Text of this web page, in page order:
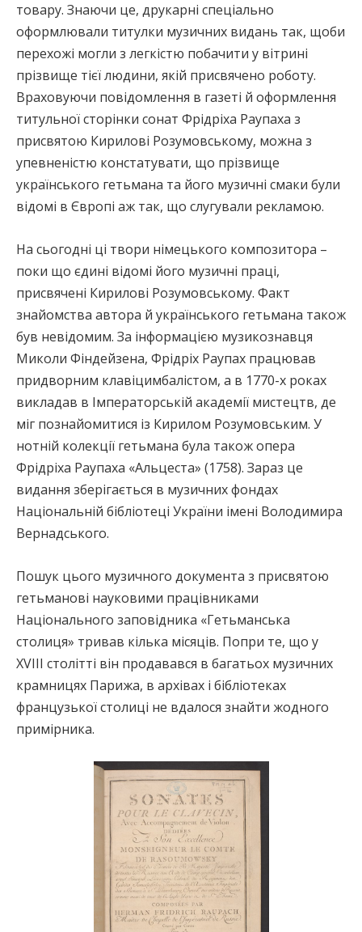
товару. Знаючи це, друкарні спеціально
оформлювали титулки музичних видань так, щоби
перехожі могли з легкістю побачити у вітрині
прізвище тієї людини, якій присвячено роботу.
Враховуючи повідомлення в газеті й оформлення
титульної сторінки сонат Фрідріха Раупаха з
присвятою Кирилові Розумовському, можна з
упевненістю констатувати, що прізвище
українського гетьмана та його музичні смаки були
відомі в Європі аж так, що слугували рекламою.
На сьогодні ці твори німецького композитора –
поки що єдині відомі його музичні праці,
присвячені Кирилові Розумовському. Факт
знайомства автора й українського гетьмана також
був невідомим. За інформацією музикознавця
Миколи Фіндейзена, Фрідріх Раупах працював
придворним клавіцимбалістом, а в 1770-х роках
викладав в Імператорській академії мистецтв, де
міг познайомитися із Кирилом Розумовським. У
нотній колекції гетьмана була також опера
Фрідріха Раупаха «Альцеста» (1758). Зараз це
видання зберігається в музичних фондах
Національній бібліотеці України імені Володимира
Вернадського.
Пошук цього музичного документа з присвятою
гетьманові науковими працівниками
Національного заповідника «Гетьманська
столиця» тривав кілька місяців. Попри те, що у
XVIII столітті він продавався в багатьох музичних
крамницях Парижа, в архівах і бібліотеках
французької столиці не вдалося знайти жодного
примірника.